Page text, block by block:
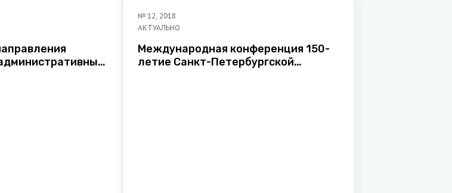
№ 12, 2018
АКТУАЛЬНО
Международная конференция 150-
летие Санкт-Петербургской